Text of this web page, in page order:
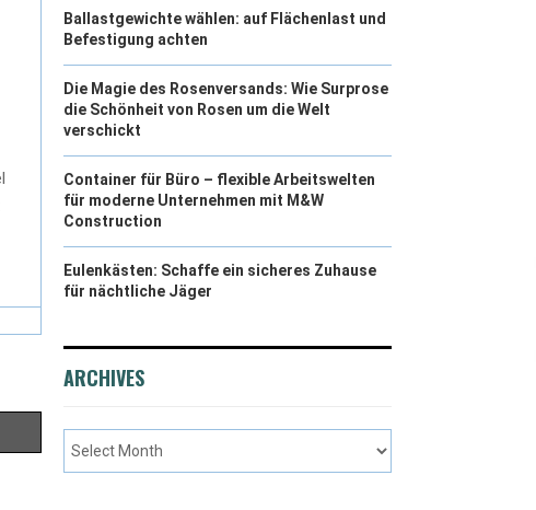
Ballastgewichte wählen: auf Flächenlast und
Befestigung achten
Die Magie des Rosenversands: Wie Surprose
die Schönheit von Rosen um die Welt
verschickt
Container für Büro – flexible Arbeitswelten
für moderne Unternehmen mit M&W
Construction
Eulenkästen: Schaffe ein sicheres Zuhause
für nächtliche Jäger
ARCHIVES